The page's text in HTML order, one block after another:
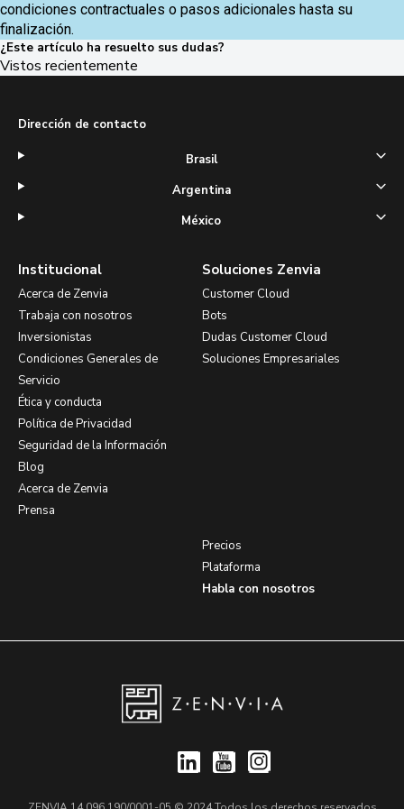
condiciones contractuales o pasos adicionales hasta su
finalización.
¿Este artículo ha resuelto sus dudas?
Vistos recientemente
Institucional
Acerca de Zenvia
Trabaja con nosotros
Inversionistas
Condiciones Generales de
Servicio
Ética y conducta
Política de Privacidad
Seguridad de la Información
Blog
Acerca de Zenvia
Prensa
Soluciones Zenvia
Customer Cloud
Bots
Dudas Customer Cloud
Soluciones Empresariales
Precios
Plataforma
Habla con nosotros
Dirección de contacto
Brasil
Argentina
México